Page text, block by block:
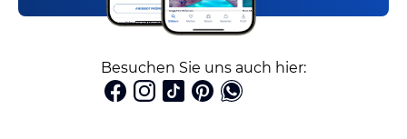
Besuchen Sie uns auch hier: